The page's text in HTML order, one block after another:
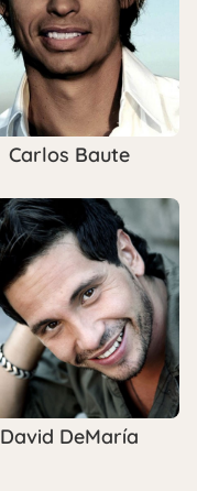
Carlos Baute
David DeMaría